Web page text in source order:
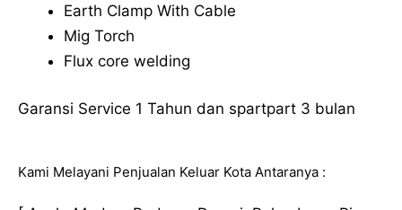
Earth Clamp With Cable
Mig Torch
Flux core welding
Garansi Service 1 Tahun dan spartpart 3 bulan
Kami Melayani Penjualan Keluar Kota Antaranya :